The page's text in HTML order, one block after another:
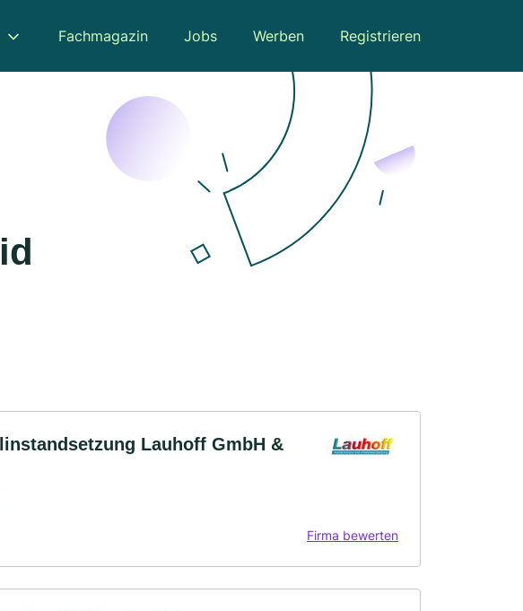
Fachmagazin Jobs Werben Registrieren
Lauhoff GmbH &
Firma bewerten